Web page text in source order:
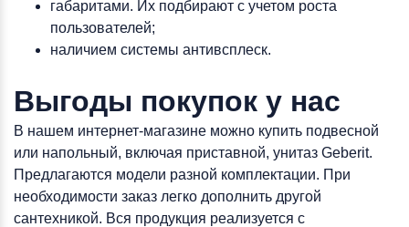
габаритами. Их подбирают с учетом роста
пользователей;
наличием системы антивсплеск.
Выгоды покупок у нас
В нашем интернет-магазине можно купить подвесной
или напольный, включая приставной, унитаз Geberit.
Предлагаются модели разной комплектации. При
необходимости заказ легко дополнить другой
сантехникой. Вся продукция реализуется с